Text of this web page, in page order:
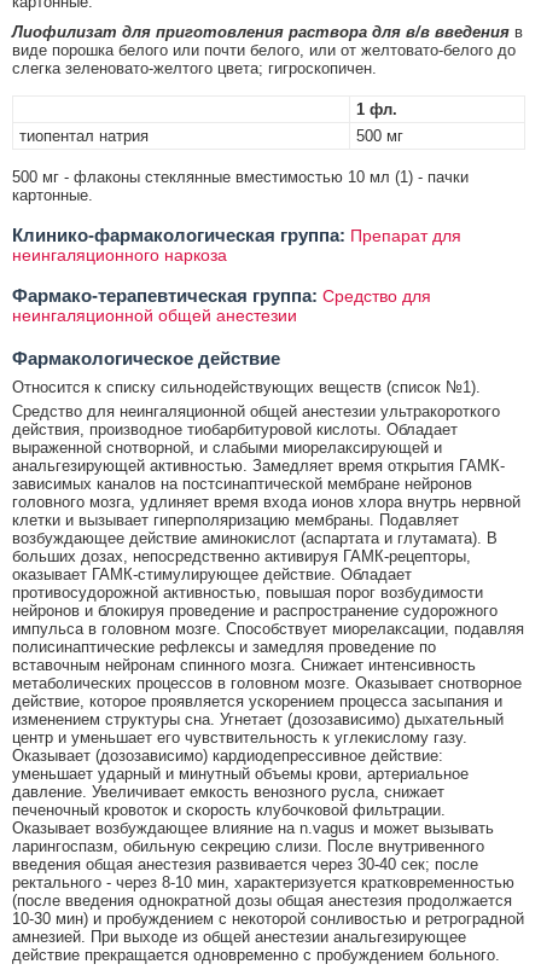
Лиофилизат для приготовления раствора для в/в введения в
виде порошка белого или почти белого, или от желтовато-белого до
слегка зеленовато-желтого цвета; гигроскопичен.
1 фл.
тиопентал натрия
500 мг
500 мг - флаконы стеклянные вместимостью 10 мл (1) - пачки
картонные.
Клинико-фармакологическая группа: Препарат для
неингаляционного наркоза
Фармако-терапевтическая группа: Средство для
неингаляционной общей анестезии
Фармакологическое действие
Относится к списку сильнодействующих веществ (список №1).
Средство для неингаляционной общей анестезии ультракороткого
действия, производное тиобарбитуровой кислоты. Обладает
выраженной снотворной, и слабыми миорелаксирующей и
анальгезирующей активностью. Замедляет время открытия ГАМК-
зависимых каналов на постсинаптической мембране нейронов
головного мозга, удлиняет время входа ионов хлора внутрь нервной
клетки и вызывает гиперполяризацию мембраны. Подавляет
возбуждающее действие аминокислот (аспартата и глутамата). В
больших дозах, непосредственно активируя ГАМК-рецепторы,
оказывает ГАМК-стимулирующее действие. Обладает
противосудорожной активностью, повышая порог возбудимости
нейронов и блокируя проведение и распространение судорожного
импульса в головном мозге. Способствует миорелаксации, подавляя
полисинаптические рефлексы и замедляя проведение по
вставочным нейронам спинного мозга. Снижает интенсивность
метаболических процессов в головном мозге. Оказывает снотворное
действие, которое проявляется ускорением процесса засыпания и
изменением структуры сна. Угнетает (дозозависимо) дыхательный
центр и уменьшает его чувствительность к углекислому газу.
Оказывает (дозозависимо) кардиодепрессивное действие:
уменьшает ударный и минутный объемы крови, артериальное
давление. Увеличивает емкость венозного русла, снижает
печеночный кровоток и скорость клубочковой фильтрации.
Оказывает возбуждающее влияние на n.vagus и может вызывать
ларингоспазм, обильную секрецию слизи. После внутривенного
введения общая анестезия развивается через 30-40 сек; после
ректального - через 8-10 мин, характеризуется кратковременностью
(после введения однократной дозы общая анестезия продолжается
10-30 мин) и пробуждением с некоторой сонливостью и ретроградной
амнезией. При выходе из общей анестезии анальгезирующее
действие прекращается одновременно с пробуждением больного.